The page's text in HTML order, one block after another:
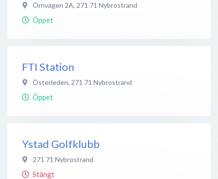
Örnvägen 2A, 271 71 Nybrostrand
Öppet
FTI Station
Österleden, 271 71 Nybrostrand
Öppet
Ystad Golfklubb
271 71 Nybrostrand
Stängt